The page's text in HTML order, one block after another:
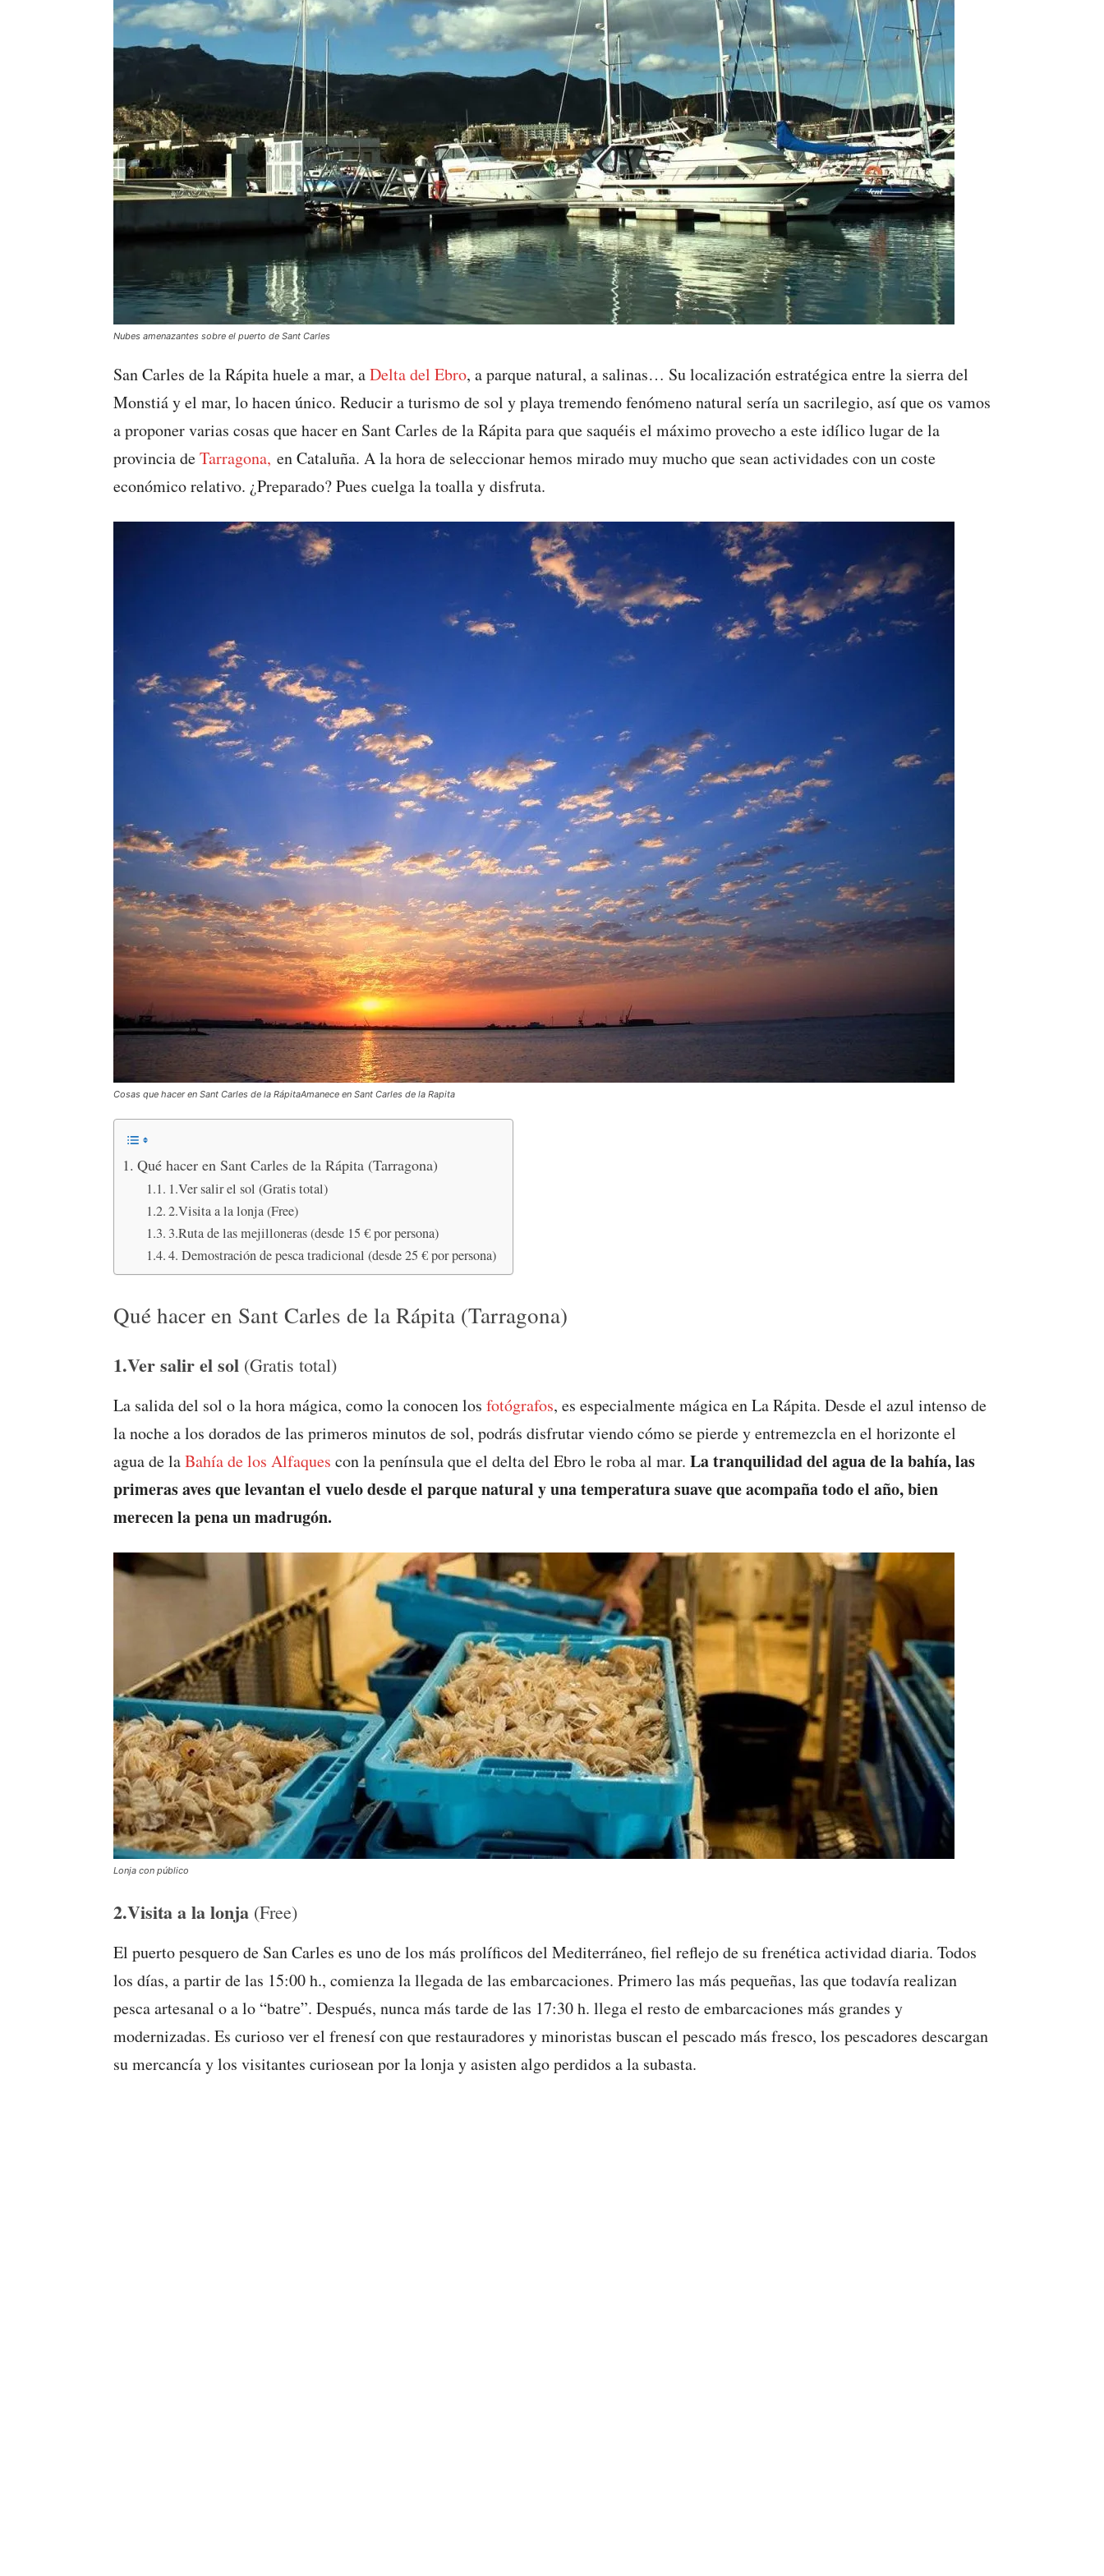
Nubes amenazantes sobre el puerto de Sant Carles
San Carles de la Rápita huele a mar, aDelta del Ebro, a parque natural, a salinas… Su localización estratégica entre la sierra del
Monstiá y el mar, lo hacen único. Reducir a turismo de sol y playa tremendo fenómeno natural sería un sacrilegio, así que os vamos
a proponer varias cosas que hacer en Sant Carles de la Rápita para que saquéis el máximo provecho a este idílico lugar de la
provincia deTarragona, en Cataluña. A la hora de seleccionar hemos mirado muy mucho que sean actividades con un coste
económico relativo. ¿Preparado? Pues cuelga la toalla y disfruta.
Cosas que hacer en Sant Carles de la RápitaAmanece en Sant Carles de la Rapita
Qué hacer en Sant Carles de la Rápita (Tarragona)
1.Ver salir el sol (Gratis total)
2.Visita a la lonja (Free)
3.Ruta de las mejilloneras (desde 15 € por persona)
4. Demostración de pesca tradicional (desde 25 € por persona)
Qué hacer en Sant Carles de la Rápita (Tarragona)
1.Ver salir el sol (Gratis total)
La salida del sol o la hora mágica, como la conocen los fotógrafos, es especialmente mágica en La Rápita. Desde el azul intenso de
la noche a los dorados de las primeros minutos de sol, podrás disfrutar viendo cómo se pierde y entremezcla en el horizonte el
agua de laBahía de los Alfaques con la península que el delta del Ebro le roba al mar. La tranquilidad del agua de la bahía, las
primeras aves que levantan el vuelo desde el parque natural y una temperatura suave que acompaña todo el año, bien
merecen la pena un madrugón.
Lonja con público
2.Visita a la lonja (Free)
El puerto pesquero de San Carles es uno de los más prolíficos del Mediterráneo, fiel reflejo de su frenética actividad diaria. Todos
los días, a partir de las 15:00 h., comienza la llegada de las embarcaciones. Primero las más pequeñas, las que todavía realizan
pesca artesanal o a lo “batre”. Después, nunca más tarde de las 17:30 h. llega el resto de embarcaciones más grandes y
modernizadas. Es curioso ver el frenesí con que restauradores y minoristas buscan el pescado más fresco, los pescadores descargan
su mercancía y los visitantes curiosean por la lonja y asisten algo perdidos a la subasta.